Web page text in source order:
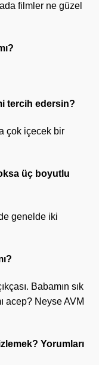
filmler ne güzel
tercih edersin?
çok içecek bir
üç boyutlu
genelde iki
Babamın sık
acep? Neyse AVM
Yorumları